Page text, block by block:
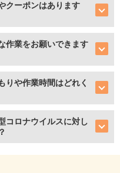
クーポンはあります
作業をお願いできます
りや作業時間はどれく
コロナウイルスに対し